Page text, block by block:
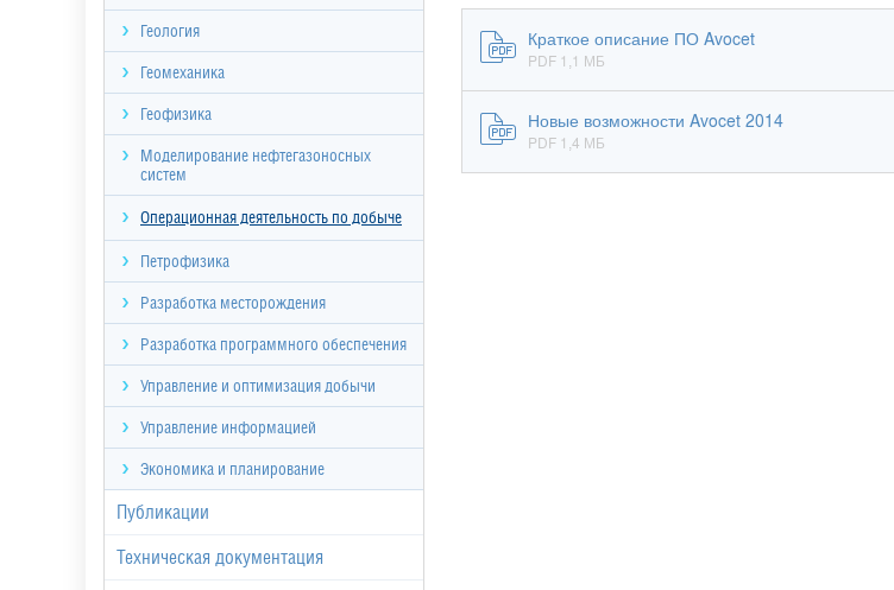
Геология
Геомеханика
Геофизика
Моделирование нефтегазоносных
систем
Операционная деятельность по добыче
Петрофизика
Разработка месторождения
Разработка программного обеспечения
Управление и оптимизация добычи
Управление информацией
Экономика и планирование
Публикации
Техническая документация
Краткое описание ПО Avocet
PDF 1,1 МБ
Новые возможности Avocet 2014
PDF 1,4 МБ